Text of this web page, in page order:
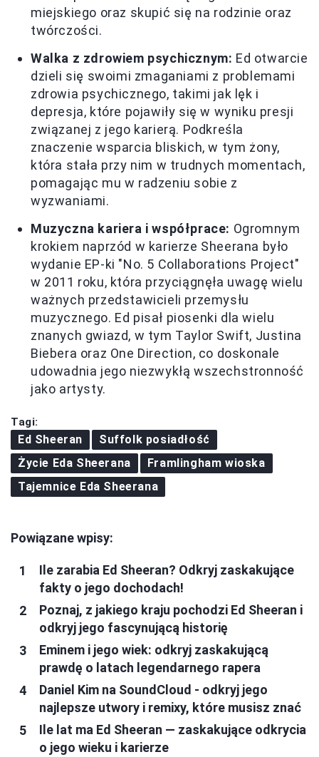
miejskiego oraz skupić się na rodzinie oraz
twórczości.
Walka z zdrowiem psychicznym: Ed otwarcie
dzieli się swoimi zmaganiami z problemami
zdrowia psychicznego, takimi jak lęk i
depresja, które pojawiły się w wyniku presji
związanej z jego karierą. Podkreśla
znaczenie wsparcia bliskich, w tym żony,
która stała przy nim w trudnych momentach,
pomagając mu w radzeniu sobie z
wyzwaniami.
Muzyczna kariera i współprace: Ogromnym
krokiem naprzód w karierze Sheerana było
wydanie EP-ki "No. 5 Collaborations Project"
w 2011 roku, która przyciągnęła uwagę wielu
ważnych przedstawicieli przemysłu
muzycznego. Ed pisał piosenki dla wielu
znanych gwiazd, w tym Taylor Swift, Justina
Biebera oraz One Direction, co doskonale
udowadnia jego niezwykłą wszechstronność
jako artysty.
Tagi:
Ed Sheeran
Suffolk posiadłość
Życie Eda Sheerana
Framlingham wioska
Tajemnice Eda Sheerana
Powiązane wpisy:
Ile zarabia Ed Sheeran? Odkryj zaskakujące
fakty o jego dochodach!
Poznaj, z jakiego kraju pochodzi Ed Sheeran i
odkryj jego fascynującą historię
Eminem i jego wiek: odkryj zaskakującą
prawdę o latach legendarnego rapera
Daniel Kim na SoundCloud - odkryj jego
najlepsze utwory i remixy, które musisz znać
Ile lat ma Ed Sheeran — zaskakujące odkrycia
o jego wieku i karierze